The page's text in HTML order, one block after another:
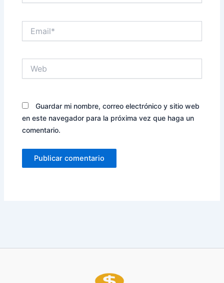
Guardar mi nombre, correo electrónico y sitio web
en este navegador para la próxima vez que haga un
comentario.